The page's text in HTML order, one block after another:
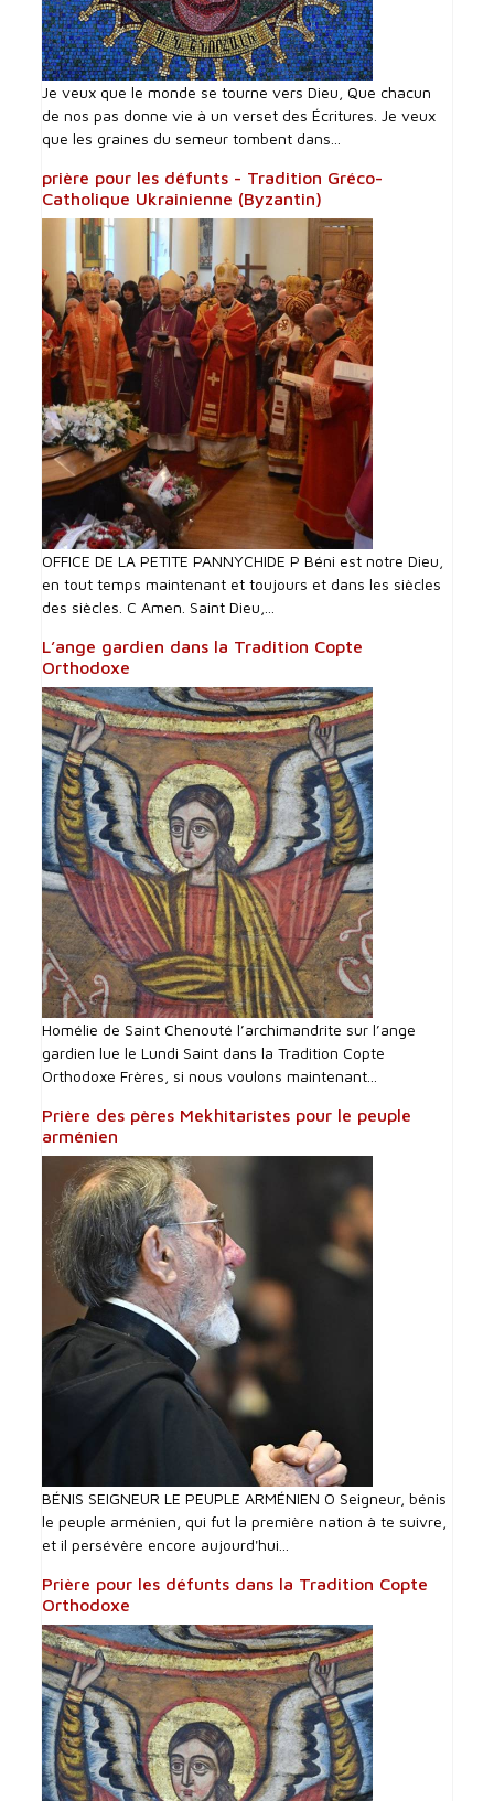
Je veux que le monde se tourne vers Dieu, Que chacun
de nos pas donne vie à un verset des Écritures. Je veux
que les graines du semeur tombent dans...
prière pour les défunts - Tradition Gréco-
Catholique Ukrainienne (Byzantin)
OFFICE DE LA PETITE PANNYCHIDE P Béni est notre Dieu,
en tout temps maintenant et toujours et dans les siècles
des siècles. C Amen. Saint Dieu,...
L’ange gardien dans la Tradition Copte
Orthodoxe
Homélie de Saint Chenouté l’archimandrite sur l’ange
gardien lue le Lundi Saint dans la Tradition Copte
Orthodoxe Frères, si nous voulons maintenant...
Prière des pères Mekhitaristes pour le peuple
arménien
BÉNIS SEIGNEUR LE PEUPLE ARMÉNIEN O Seigneur, bénis
le peuple arménien, qui fut la première nation à te suivre,
et il persévère encore aujourd'hui...
Prière pour les défunts dans la Tradition Copte
Orthodoxe